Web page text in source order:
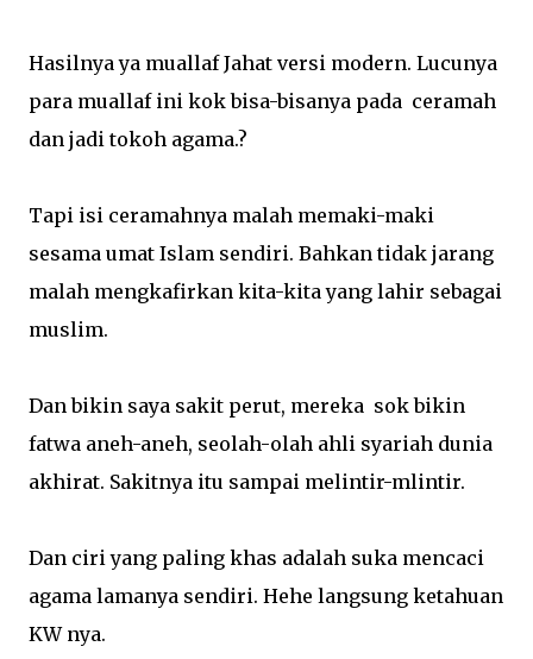
Hasilnya ya muallaf Jahat versi modern. Lucunya
para muallaf ini kok bisa-bisanya pada ceramah
dan jadi tokoh agama.?
Tapi isi ceramahnya malah memaki-maki
sesama umat Islam sendiri. Bahkan tidak jarang
malah mengkafirkan kita-kita yang lahir sebagai
muslim.
Dan bikin saya sakit perut, mereka sok bikin
fatwa aneh-aneh, seolah-olah ahli syariah dunia
akhirat. Sakitnya itu sampai melintir-mlintir.
Dan ciri yang paling khas adalah suka mencaci
agama lamanya sendiri. Hehe langsung ketahuan
KW nya.